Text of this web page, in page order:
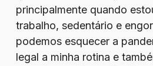
principalmente quando
trabalho, sedentário e
podemos esquecer a
legal a minha rotina e